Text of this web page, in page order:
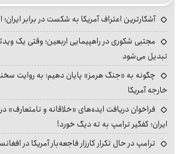
آشکارترین اعتراف آمریکا به شکست در برابر ایران؛
مجتبی شکوری در راهپیمایی اربعین؛ وقتی یک
تبدیل می‌شود
چگونه به «جنگ هرمز» پایان دهیم؛ به روایت
خارجه آمریکا
فراخوان دریافت ایده‌های «خلاقانه و نامتعارف»
ایران؛ کفگیر ترامپ به ته دیگ خورد!
ترامپ در حال تکرار کارزار فاجعه‌بار آمریکا در